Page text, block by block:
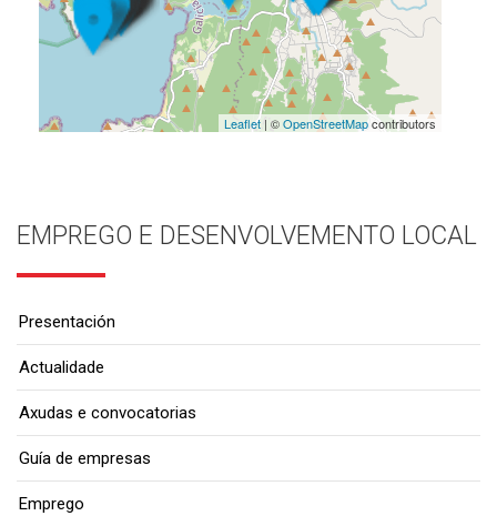
Leaflet| ©OpenStreetMapcontributors
EMPREGO E DESENVOLVEMENTO LOCAL
Presentación
Actualidade
Axudas e convocatorias
Guía de empresas
Emprego